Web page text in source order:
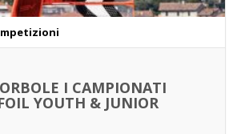
I CAMPIONATI
YOUTH & JUNIOR